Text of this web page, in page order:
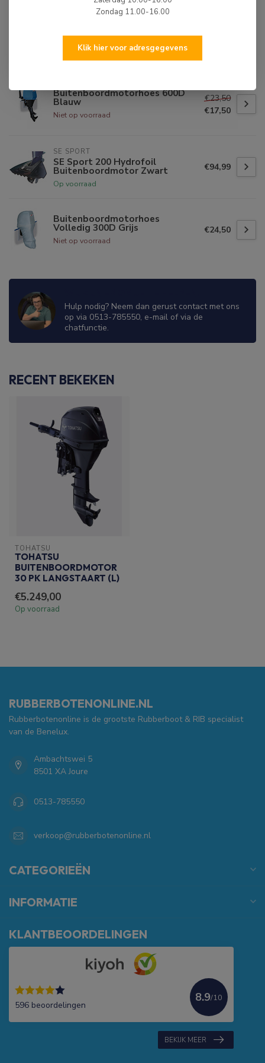
neutrale stand staat)
Toerenbegrenzer
Buitenboordmotorhoes 600D
Blauw
Niet op voorraad
€23,50
€17,50
SE SPORT
SE Sport 200 Hydrofoil
Buitenboordmotor Zwart
Op voorraad
€94,99
Buitenboordmotorhoes
Volledig 300D Grijs
Niet op voorraad
€24,50
Hulp nodig? Neem dan gerust contact met ons
op via 0513-785550, e-mail of via de
chatfunctie.
RECENT BEKEKEN
TOHATSU
TOHATSU
BUITENBOORDMOTOR
30 PK LANGSTAART (L)
€5.249,00
Op voorraad
RUBBERBOTENONLINE.NL
Rubberbotenonline is de grootste Rubberboot & RIB specialist
van de Benelux.
Ambachtswei 5
8501 XA Joure
0513-785550
verkoop@rubberbotenonline.nl
CATEGORIEËN
INFORMATIE
KLANTBEOORDELINGEN
596 beoordelingen
8.9/10
BEKIJK MEER
Zondag 11.00-16.00
Klik hier voor adresgegevens